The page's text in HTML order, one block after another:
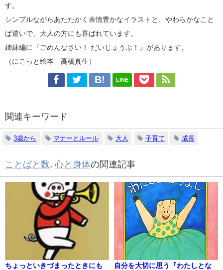
す。
シンプルながらあたたかく表情豊かなイラストと、やわらかなこと
ば遣いで、大人の方にも喜ばれています。
姉妹編に『ごめんなさい！ だいじょうぶ！』があります。
（にこっと絵本 高橋真生）
LINE
関連キーワード
3歳から マナーとルール 大人 子育て 成長
ことばと数, 心と身体の関連記事
ちょっといきづまったときにも
自分を大切に思う『わたしとな